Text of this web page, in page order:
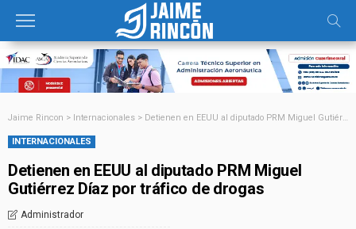
Jaime Rincon > Internacionales > Detienen en EEUU al diputado PRM Miguel Gutiérrez Díaz por tráfico de drogas
INTERNACIONALES
Detienen en EEUU al diputado PRM Miguel
Gutiérrez Díaz por tráfico de drogas
Administrador